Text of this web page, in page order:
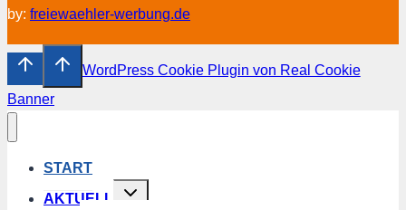
by: freiewaehler-werbung.de
WordPress Cookie Plugin von Real Cookie
Banner
START
AKTUELL
Untermenü
umschalten